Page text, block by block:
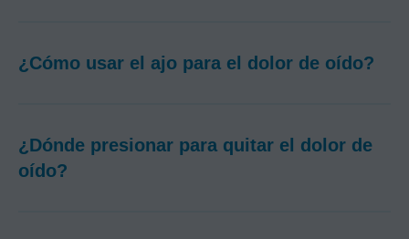
¿Cómo usar el ajo para el dolor de oído?
¿Dónde presionar para quitar el dolor de
oído?